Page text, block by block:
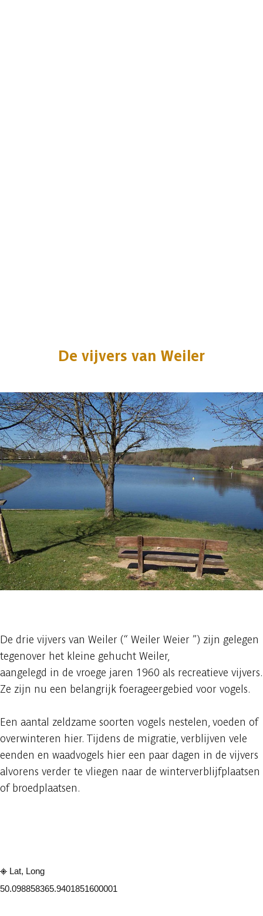
De vijvers van Weiler
De drie vijvers van Weiler (“ Weiler Weier ”) zijn gelegen
tegenover het kleine gehucht Weiler,
aangelegd in de vroege jaren 1960 als recreatieve vijvers.
Ze zijn nu een belangrijk foerageergebied voor vogels.
Een aantal zeldzame soorten vogels nestelen, voeden of
overwinteren hier. Tijdens de migratie, verblijven vele
eenden en waadvogels hier een paar dagen in de vijvers
alvorens verder te vliegen naar de winterverblijfplaatsen
of broedplaatsen.
Lat, Long
50.098858365.9401851600001